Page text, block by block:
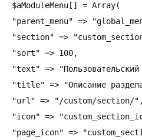
$aModuleMenu[] = Array(
"parent_menu" =>
"section" =>
"sort" => 100,
"text" =>
"title" => "Описание
"url" => "/custom/section/",
"icon" =>
"page_icon" =>